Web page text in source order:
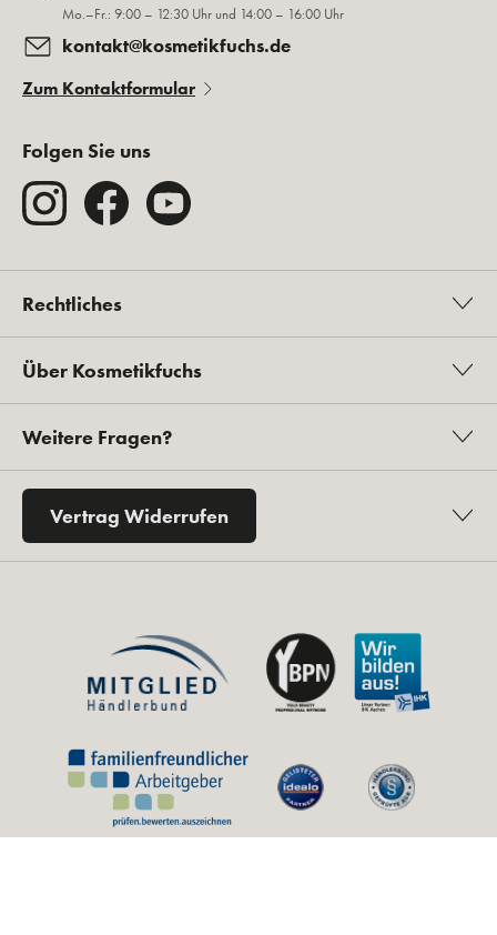
Mo.–Fr.: 9:00 – 12:30 Uhr und 14:00 – 16:00 Uhr
kontakt@kosmetikfuchs.de
Zum Kontaktformular
Folgen Sie uns
Rechtliches
Über Kosmetikfuchs
Weitere Fragen?
Vertrag Widerrufen